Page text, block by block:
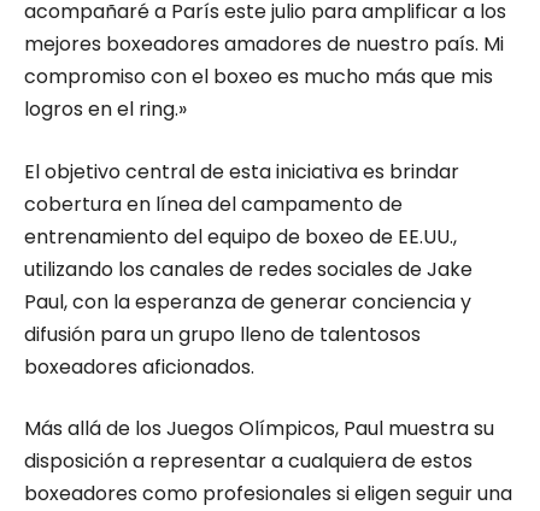
acompañaré a París este julio para amplificar a los
mejores boxeadores amadores de nuestro país. Mi
compromiso con el boxeo es mucho más que mis
logros en el ring.»
El objetivo central de esta iniciativa es brindar
cobertura en línea del campamento de
entrenamiento del equipo de boxeo de EE.UU.,
utilizando los canales de redes sociales de Jake
Paul, con la esperanza de generar conciencia y
difusión para un grupo lleno de talentosos
boxeadores aficionados.
Más allá de los Juegos Olímpicos, Paul muestra su
disposición a representar a cualquiera de estos
boxeadores como profesionales si eligen seguir una